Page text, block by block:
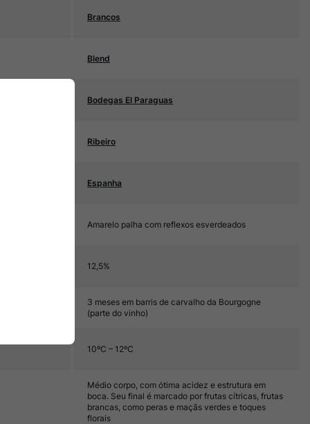
Brancos
Blend
Bodegas El Paraguas
Ribeiro
Espanha
Amarelo palha com reflexos esverdeados
12,5%
3 meses em barris de carvalho da Bourgogne
(parte do vinho)
10ºC – 12ºC
Médio corpo, com ótima acidez e estrutura em
boca. Seu final é marcado por frutas cítricas, frutas
brancas, como peras e maçãs verdes e toques
florais